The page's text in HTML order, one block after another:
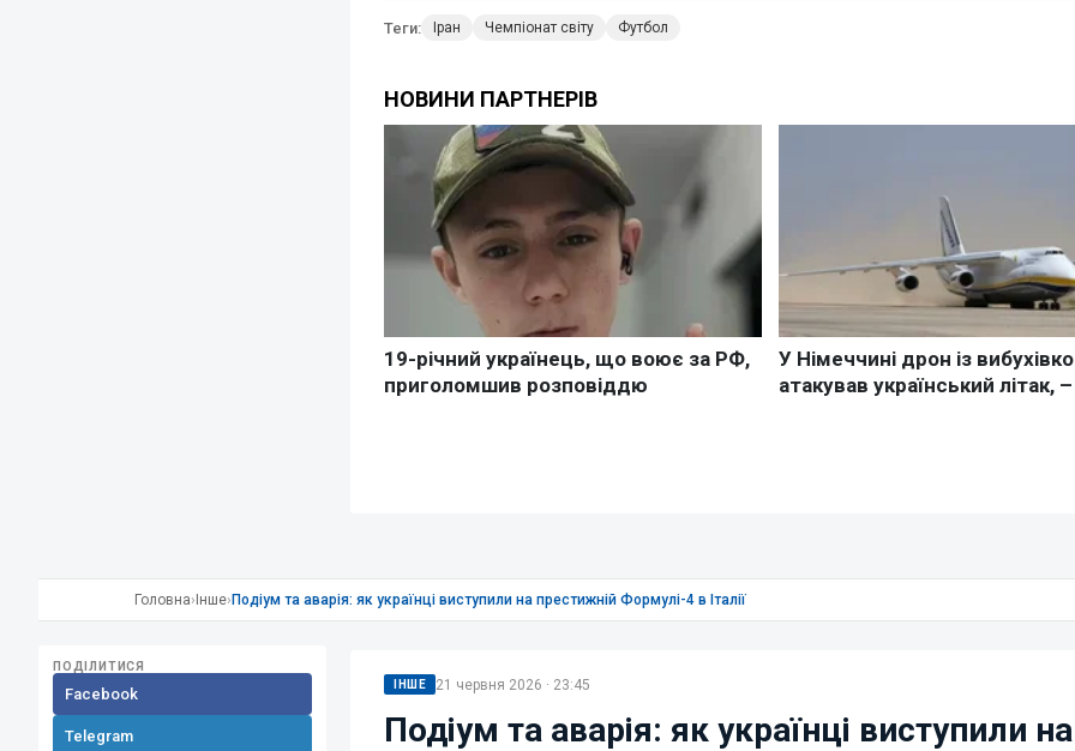
Теги: Іран Чемпіонат світу Футбол
Головна› Інше› Подіум та аварія: як українці виступили на престижній Формулі-4 в Італії
ПОДІЛИТИСЯ
Facebook
Telegram
ІНШЕ 21 червня 2026 · 23:45
Подіум та аварія: як українці виступили на